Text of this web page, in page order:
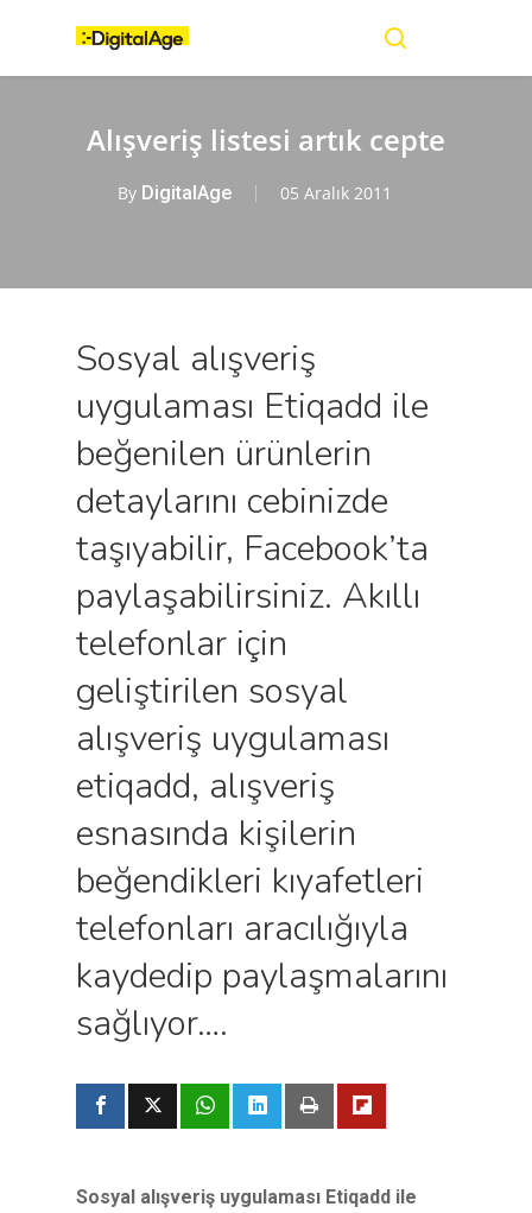
content
Alışveriş listesi artık cepte
By DigitalAge 05 Aralık 2011
Sosyal alışveriş
uygulaması Etiqadd ile
beğenilen ürünlerin
detaylarını cebinizde
taşıyabilir, Facebook’ta
paylaşabilirsiniz. Akıllı
telefonlar için
geliştirilen sosyal
alışveriş uygulaması
etiqadd, alışveriş
esnasında kişilerin
beğendikleri kıyafetleri
telefonları aracılığıyla
kaydedip paylaşmalarını
sağlıyor….
Sosyal alışveriş uygulaması Etiqadd ile